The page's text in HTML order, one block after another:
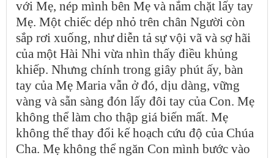
với Mẹ, nép mình bên Mẹ và nắm chặt lấy tay
Mẹ. Một chiếc dép nhỏ trên chân Người còn
sắp rơi xuống, như diễn tả sự vội vã và sợ hãi
của một Hài Nhi vừa nhìn thấy điều khủng
khiếp. Nhưng chính trong giây phút ấy, bàn
tay của Mẹ Maria vẫn ở đó, dịu dàng, vững
vàng và sẵn sàng đón lấy đôi tay của Con. Mẹ
không thể làm cho thập giá biến mất. Mẹ
không thể thay đổi kế hoạch cứu độ của Chúa
Cha. Mẹ không thể ngăn Con mình bước vào